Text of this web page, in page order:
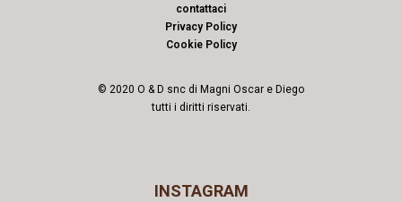
contattaci
Privacy Policy
Cookie Policy
© 2020 O & D snc di Magni Oscar e Diego
tutti i diritti riservati.
INSTAGRAM